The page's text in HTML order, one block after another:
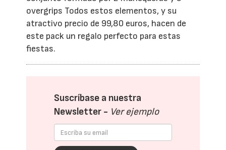
overgrips Todos estos elementos, y su
atractivo precio de 99,80 euros, hacen de
este pack un regalo perfecto para estas
fiestas.
Suscríbase a nuestra
Newsletter - Ver ejemplo